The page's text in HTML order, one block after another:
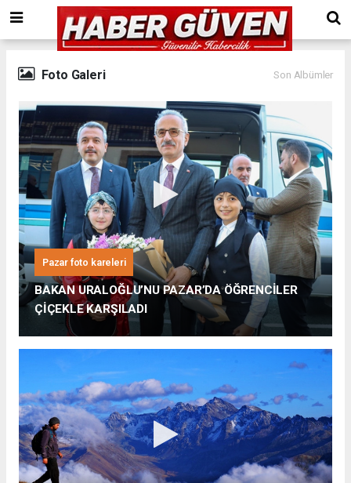
Foto Galeri Son Albümler
Pazar foto kareleri
BAKAN URALOĞLU’NU PAZAR’DA ÖĞRENCİLER
ÇİÇEKLE KARŞILADI